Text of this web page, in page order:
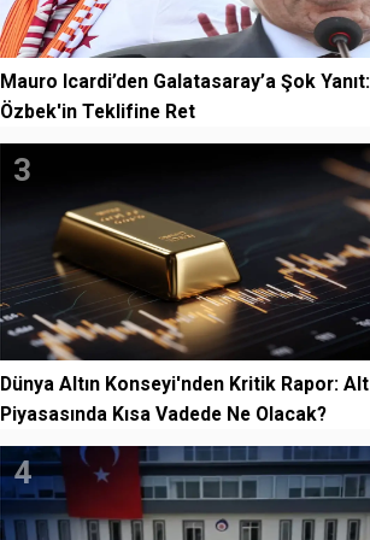
Mauro Icardi’den Galatasaray’a Şok
Özbek'in Teklifine Ret
3
Dünya Altın Konseyi'nden Kritik Rapor:
Piyasasında Kısa Vadede Ne Olacak?
4